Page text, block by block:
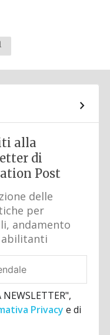
alla
di
Post
delle
per
andamento
abilitanti
Privacye di